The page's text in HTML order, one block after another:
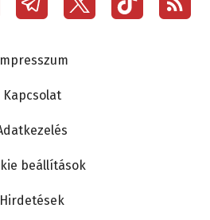
menu
Kapcsolat
beállítások
Hirdetések